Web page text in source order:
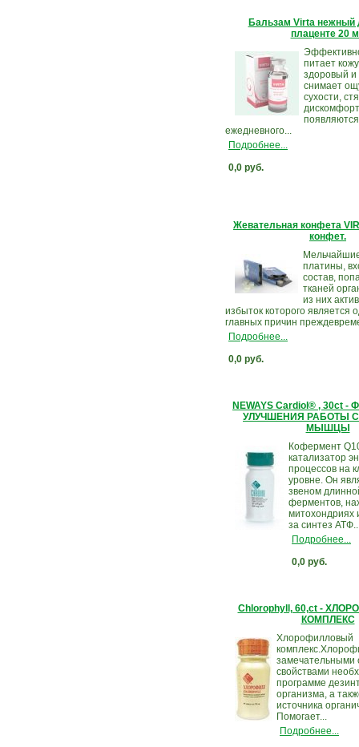
Бальзам Virta нежный
плаценте 20
питает
здоровый и
снимает
сухости,
ежедневного...
Подробнее...
0,0 руб.
Жевательная конфета
конфет.
платины,
состав,
тканей
из них
избыток которого является
главных причин
Подробнее...
0,0 руб.
NEWAYS Cardiol® , 30ct
УЛУЧШЕНИЯ РАБОТЫ
МЫШЦЫ
Кофермент
катализатор
процессов на
уровне. Он
звеном
ферментов,
митохондриях
за синтез
Подробнее...
0,0 руб.
Chlorophyll, 60,ct -
КОМПЛЕКС
Хлорофилловый
свойствами
программе
организма, а
источника
Помогает...
Подробнее...